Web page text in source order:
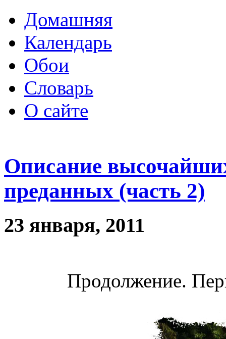
Домашняя
Календарь
Обои
Словарь
О сайте
Описание
преданных (часть 2)
23 января, 2011
Продолжение.